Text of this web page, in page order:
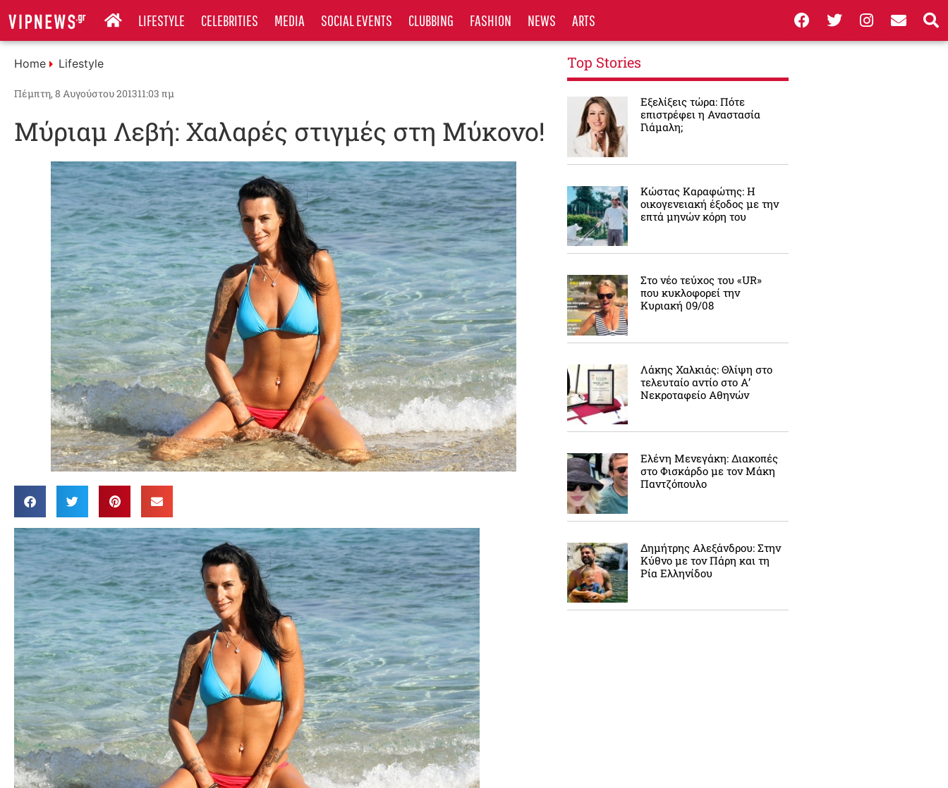
LIFESTYLE CELEBRITIES MEDIA SOCIAL EVENTS CLUBBING FASHION NEWS ARTS
Home Lifestyle
Πέμπτη, 8 Αυγούστου 201311:03 πμ
Μύριαμ Λεβή: Χαλαρές στιγμές στη Μύκονο!
Top Stories
Εξελίξεις τώρα: Πότε
επιστρέφει η Αναστασία
Γιάμαλη;
Κώστας Καραφώτης: Η
οικογενειακή έξοδος με την
επτά μηνών κόρη του
Στο νέο τεύχος του «UR»
που κυκλοφορεί την
Κυριακή 09/08
Λάκης Χαλκιάς: Θλίψη στο
τελευταίο αντίο στο Α’
Νεκροταφείο Αθηνών
Ελένη Μενεγάκη: Διακοπές
στο Φισκάρδο με τον Μάκη
Παντζόπουλο
Δημήτρης Αλεξάνδρου: Στην
Κύθνο με τον Πάρη και τη
Ρία Ελληνίδου